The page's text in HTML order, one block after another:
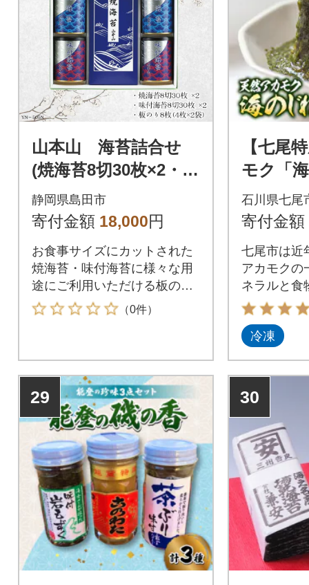
山本山 海苔詰合せ
(焼海苔8切30枚×2・味
付焼海苔8切30枚×2・
焼海苔板のり8枚(4枚2
静岡県島田市
寄付金額 18,000円
お食事サイズにカットされた
焼海苔・味付海苔に様々な用
途にご利用いただける板のり
の詰め合わせです。
（0件）
【七尾
モク「
ょ」
石川県七尾
寄付金額
七尾市は近
アカモクの
ネラルと食
す。クセが
も合います
冷凍
29 30